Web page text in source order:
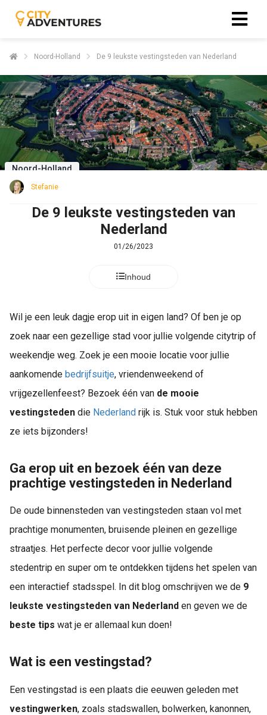
Noord-Holland De 9 leukste vestingsteden van Nederland
Noord-Holland
Stefanie
De 9 leukste vestingsteden van
Nederland
01/26/2023
Inhoud
Wil je een leuk dagje erop uit in eigen land? Of ben je op
zoek naar een gezellige stad voor jullie volgende citytrip of
weekendje weg. Zoek je een mooie locatie voor jullie
aankomende bedrijfsuitje, vriendenweekend of
vrijgezellenfeest? Bezoek één van de mooie
vestingsteden die Nederland rijk is. Stuk voor stuk hebben
ze iets bijzonders!
Ga erop uit en bezoek één van deze
prachtige vestingsteden in Nederland
De oude binnensteden van vestingsteden staan vol met
prachtige monumenten, bruisende pleinen en gezellige
straatjes. Het perfecte decor voor jullie volgende
stedentrip en super om te ontdekken tijdens het spelen van
een interactief stadsspel. In dit blog omschrijven we de 9
leukste vestingsteden van Nederland en geven we de
beste tips wat je er allemaal kun doen!
Wat is een vestingstad?
Een vestingstad is een plaats die eeuwen geleden met
vestingwerken, zoals stadswallen, bolwerken, kanonnen,